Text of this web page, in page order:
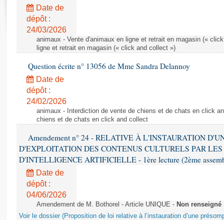
Rapports législatifs
Rapports sur l'application des lois
Baromètre de l’application des lois
Dossiers législatifs
Budget et sécurité sociale
Questions écrites et orales
Comptes rendus des débats
Date de
dépôt :
24/03/2026
animaux - Vente d'animaux en ligne et retrait en magasin («
ligne et retrait en magasin (« click and collect »)
Question écrite n° 13056 de Mme Sandra Delannoy
Date de
dépôt :
24/02/2026
animaux - Interdiction de vente de chiens et de chats en click
chiens et de chats en click and collect
Amendement n° 24 - RELATIVE À L'INSTAURATION
D'EXPLOITATION DES CONTENUS CULTURELS PAR LES
D'INTELLIGENCE ARTIFICIELLE - 1ère lecture (2ème
Date de
dépôt :
04/06/2026
Amendement de M. Bothorel - Article UNIQUE - Non renseigné
Voir le dossier (Proposition de loi relative à l’instauration d’une